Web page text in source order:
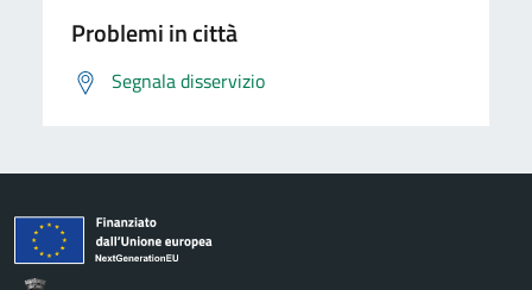
Problemi in città
Segnala disservizio